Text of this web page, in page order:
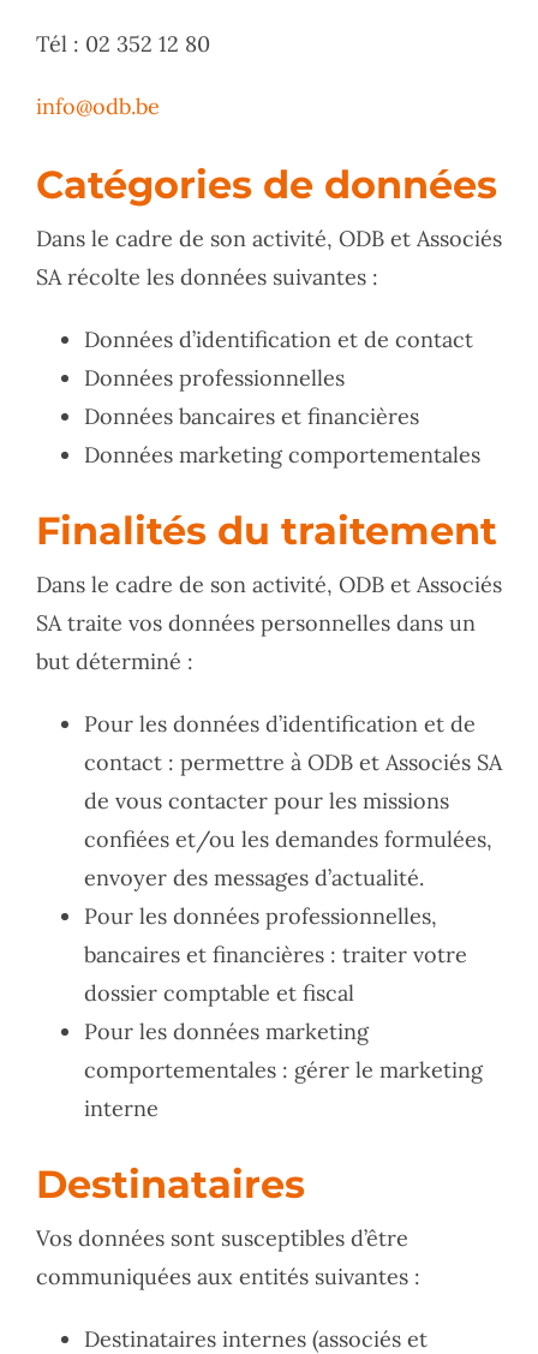
Tél : 02 352 12 80
info@odb.be
Catégories de données
Dans le cadre de son activité, ODB et Associés
SA récolte les données suivantes :
Données d’identification et de contact
Données professionnelles
Données bancaires et financières
Données marketing comportementales
Finalités du traitement
Dans le cadre de son activité, ODB et Associés
SA traite vos données personnelles dans un
but déterminé :
Pour les données d’identification et de
contact : permettre à ODB et Associés SA
de vous contacter pour les missions
confiées et/ou les demandes formulées,
envoyer des messages d’actualité.
Pour les données professionnelles,
bancaires et financières : traiter votre
dossier comptable et fiscal
Pour les données marketing
comportementales : gérer le marketing
interne
Destinataires
Vos données sont susceptibles d’être
communiquées aux entités suivantes :
Destinataires internes (associés et